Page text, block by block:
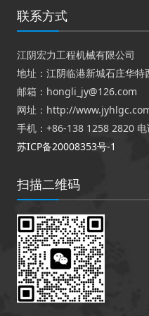
联系方式
江阴宏力工程机械有限公司
地址：江阴临港新城石庄华特
邮箱：hongli_jy@126.com
网址：http://
手机：+86-138 1258 2820
苏ICP备20008353号-1
扫描二维码